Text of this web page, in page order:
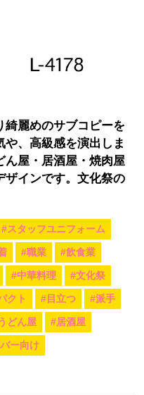
綺麗めのサブコピーを
、高級感を演出しま
ん屋・居酒屋・焼肉屋
ザインです。文化祭の
#スタッフユニフォーム
#職業 #飲食業
#中華料理 #文化祭
クト #目立つ #派手
どん屋 #居酒屋
ー向け